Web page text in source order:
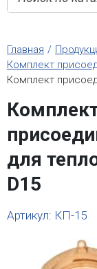
Главная
Комплект
Комплект
для
D15
Артикул: КП-15